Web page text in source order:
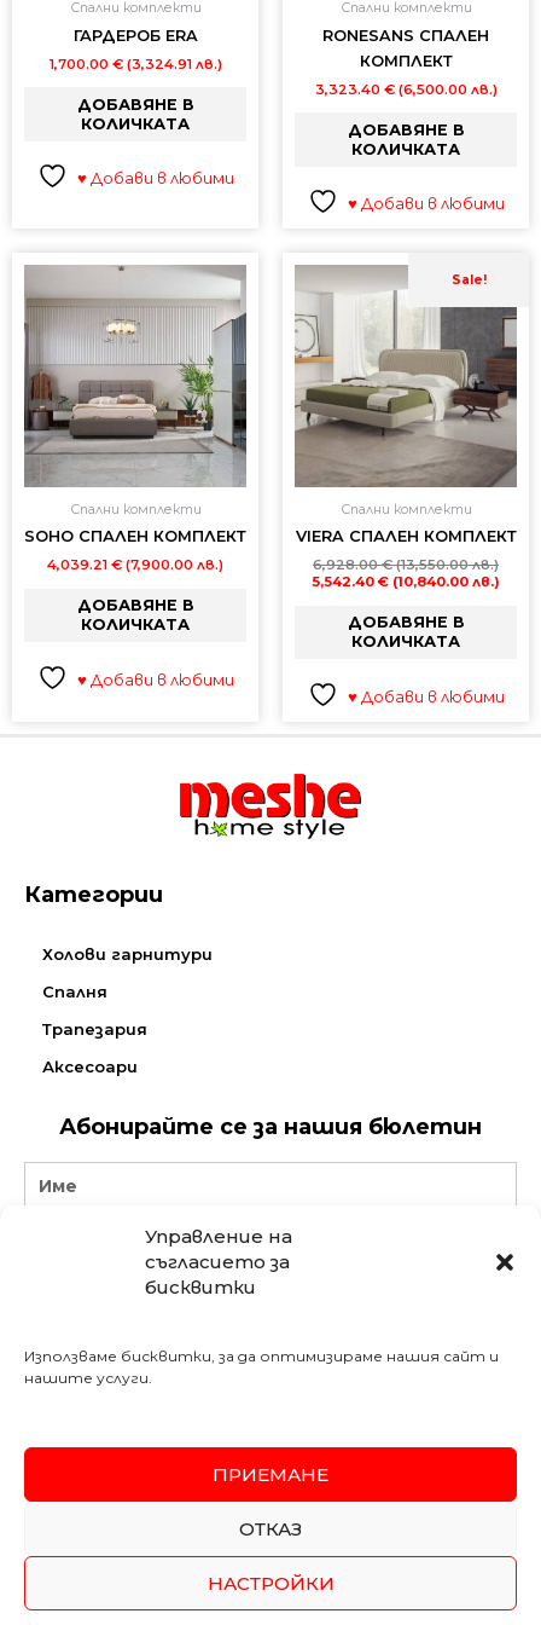
Управление на
съгласието за
бисквитки
Използваме бисквитки, за да оптимизираме нашия сайт и
нашите услуги.
ПРИЕМАНЕ
ОТКАЗ
НАСТРОЙКИ
Спални комплекти
ГАРДЕРОБ ERA
1,700.00 € (3,324.91 лв.)
ДОБАВЯНЕ В
КОЛИЧКАТА
♥ Добави в любими
Спални комплекти
RONESANS СПАЛЕН
КОМПЛЕКТ
3,323.40 € (6,500.00 лв.)
ДОБАВЯНЕ В
КОЛИЧКАТА
♥ Добави в любими
Спални комплекти
SOHO СПАЛЕН КОМПЛЕКТ
4,039.21 € (7,900.00 лв.)
ДОБАВЯНЕ В
КОЛИЧКАТА
♥ Добави в любими
Sale!
Спални комплекти
VIERA СПАЛЕН КОМПЛЕКТ
6,928.00€ (13,550.00 лв.)
лв.).
5,542.40€ (10,840.00 лв.)
лв.).
ДОБАВЯНЕ В
КОЛИЧКАТА
♥ Добави в любими
Категории
Холови гарнитури
Спалня
Трапезария
Аксесоари
Абонирайте се за нашия бюлетин
Последвайте ни в социалните мрежи:
Secured
Изработка на онлайн магазин– WebsiteBuilderBG
Политика за поверителност